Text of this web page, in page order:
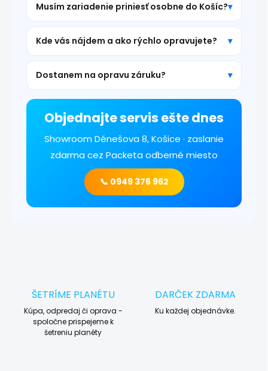
Musím zariadenie priniesť osobne do Košíc?
Kde vás nájdem a ako rýchlo opravujete?
Dostanem na opravu záruku?
Objednajte servis ešte dnes
Showroom Dénešova 8, Košice · zaslanie
zdarma cez Packeta odberné miesto
📞 0949 376 962
ŠETRÍME PLANÉTU
Kúpa, odpredaj či oprava -
spoločne prispejeme k
šetreniu planéty
DARČEK ZDARMA
Ku každej objednávke.